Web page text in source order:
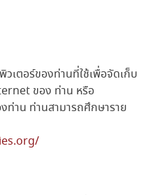
เตอร์ของท่านที่ใช้เพื่อจัดเก็บ
ของ ท่าน หรือ
าน ท่านสามารถศึกษาราย